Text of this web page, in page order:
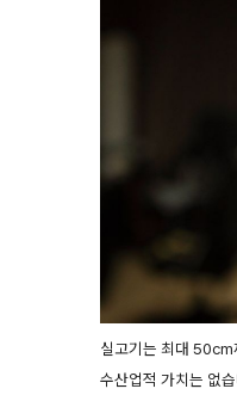
실고기는 최대 50cm
수산업적 가치는 없